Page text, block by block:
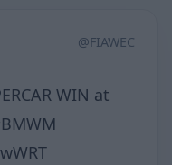
@FIAWEC
WIN at